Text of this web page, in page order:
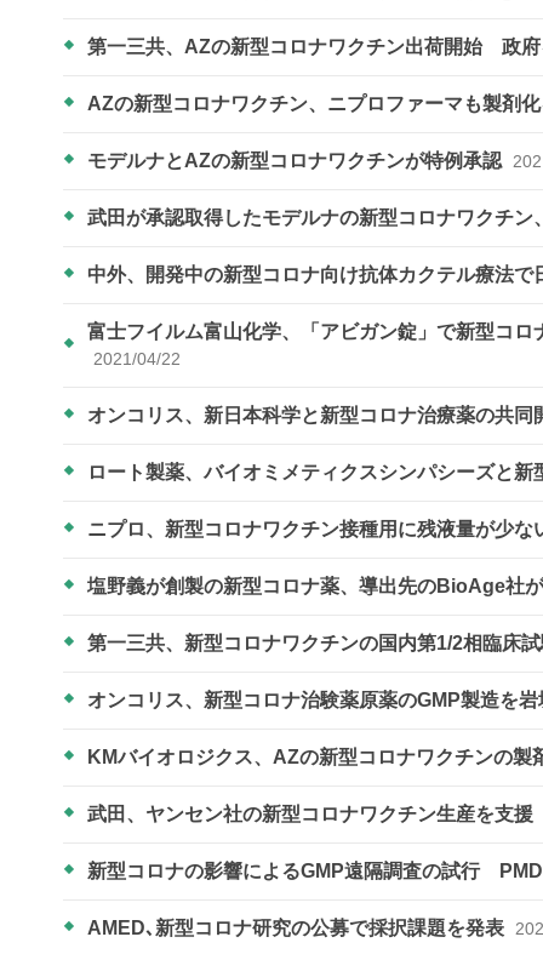
第一三共、AZの新型コロナワクチン出荷開始 政
AZの新型コロナワクチン、ニプロファーマも製剤
モデルナとAZの新型コロナワクチンが特例承認
武田が承認取得したモデルナの新型コロナワクチ
中外、開発中の新型コロナ向け抗体カクテル療法
富士フイルム富山化学、「アビガン錠」で新型コ
2021/04/22
オンコリス、新日本科学と新型コロナ治療薬の共同
ロート製薬、バイオミメティクスシンパシーズと
ニプロ、新型コロナワクチン接種用に残液量が少
塩野義が創製の新型コロナ薬、導出先のBioAge社
第一三共、新型コロナワクチンの国内第1/2相臨床
オンコリス、新型コロナ治験薬原薬のGMP製造を
KMバイオロジクス、AZの新型コロナワクチンの製
武田、ヤンセン社の新型コロナワクチン生産を支
新型コロナの影響によるGMP遠隔調査の試行
AMED､新型コロナ研究の公募で採択課題を発表